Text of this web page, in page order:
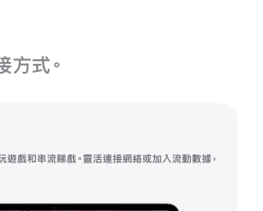
方式。
遊戲和串流睇戲。靈活連接網絡或加入流動數據，